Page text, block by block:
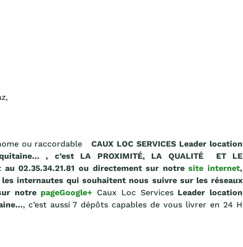
ou raccordableCAUX LOC SERVICES Leader location
, c’est LA PROXIMITÉ, LA QUALITÉ ET LE
02.35.34.21.81 ou directement sur notresite internet,
internautes qui souhaitent nous suivre sur les réseaux
notre pageGoogle+ Caux Loc Services Leader location
, c’est aussi 7 dépôts capables de vous livrer en 24 H